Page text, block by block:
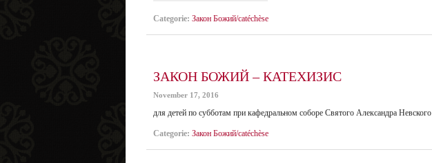
Categorie: Закон Божий/catéchèse
ЗАКОН БОЖИЙ – КАТЕХИЗИС
November 17, 2016
для детей по субботам при кафедральном соборе Святого Александра Невского
Categorie: Закон Божий/catéchèse